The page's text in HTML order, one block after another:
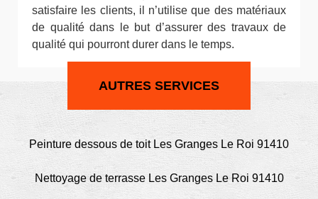
satisfaire les clients, il n’utilise que des matériaux
de qualité dans le but d’assurer des travaux de
qualité qui pourront durer dans le temps.
AUTRES SERVICES
Peinture dessous de toit Les Granges Le Roi 91410
Nettoyage de terrasse Les Granges Le Roi 91410